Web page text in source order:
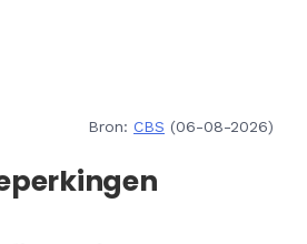
Bron: CBS (06-08-2026)